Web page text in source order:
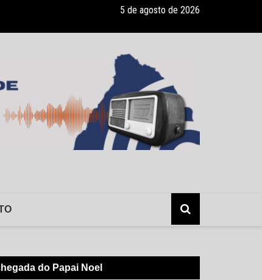
hepatite sem sintomas, e os risco da infecção sem o
5 de agosto de 2026
do Papai Noel